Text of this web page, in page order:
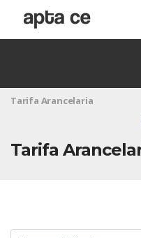
Tarifa Arancelaria
Tarifa